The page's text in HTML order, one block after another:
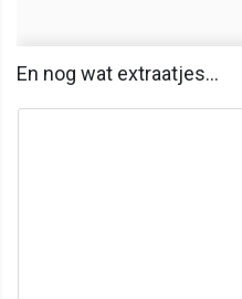
En nog wat extraatjes...